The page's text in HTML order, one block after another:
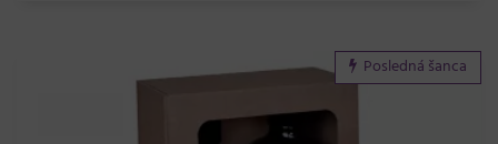
Posledná šanca